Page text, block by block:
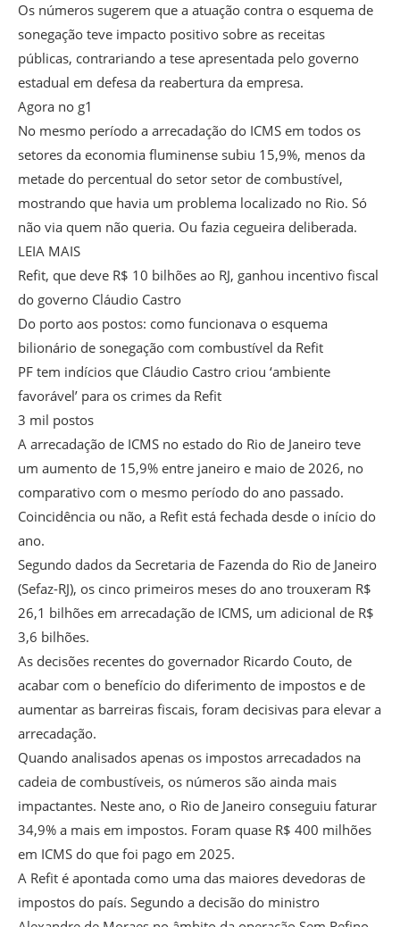
Os números sugerem que a atuação contra o esquema de
sonegação teve impacto positivo sobre as receitas
públicas, contrariando a tese apresentada pelo governo
estadual em defesa da reabertura da empresa.
Agora no g1
No mesmo período a arrecadação do ICMS em todos os
setores da economia fluminense subiu 15,9%, menos da
metade do percentual do setor setor de combustível,
mostrando que havia um problema localizado no Rio. Só
não via quem não queria. Ou fazia cegueira deliberada.
LEIA MAIS
Refit, que deve R$ 10 bilhões ao RJ, ganhou incentivo fiscal
do governo Cláudio Castro
Do porto aos postos: como funcionava o esquema
bilionário de sonegação com combustível da Refit
PF tem indícios que Cláudio Castro criou ‘ambiente
favorável’ para os crimes da Refit
3 mil postos
A arrecadação de ICMS no estado do Rio de Janeiro teve
um aumento de 15,9% entre janeiro e maio de 2026, no
comparativo com o mesmo período do ano passado.
Coincidência ou não, a Refit está fechada desde o início do
ano.
Segundo dados da Secretaria de Fazenda do Rio de Janeiro
(Sefaz-RJ), os cinco primeiros meses do ano trouxeram R$
26,1 bilhões em arrecadação de ICMS, um adicional de R$
3,6 bilhões.
As decisões recentes do governador Ricardo Couto, de
acabar com o benefício do diferimento de impostos e de
aumentar as barreiras fiscais, foram decisivas para elevar a
arrecadação.
Quando analisados apenas os impostos arrecadados na
cadeia de combustíveis, os números são ainda mais
impactantes. Neste ano, o Rio de Janeiro conseguiu faturar
34,9% a mais em impostos. Foram quase R$ 400 milhões
em ICMS do que foi pago em 2025.
A Refit é apontada como uma das maiores devedoras de
impostos do país. Segundo a decisão do ministro